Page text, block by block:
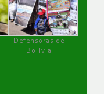
Defensoras de
Bolivia